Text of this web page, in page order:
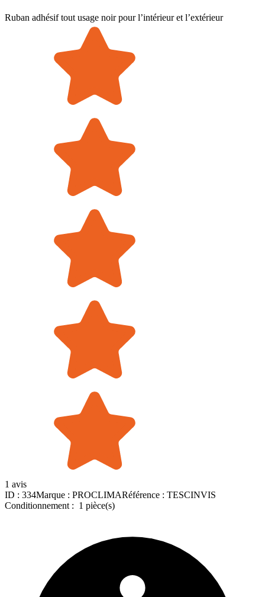
Ruban adhésif tout usage noir pour l’intérieur et l’extérieur
1 avis
ID : 334Marque : PROCLIMARéférence : TESCINVIS
Conditionnement : 1 pièce(s)